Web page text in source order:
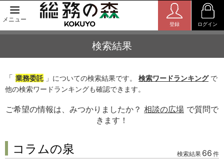
メニュー
登録 ログイン
検索結果
「 業務委託 」についての検索結果です。 検索ワードランキングで
他の検索ワードランキングも確認できます。
ご希望の情報は、みつかりましたか？ 相談の広場 で質問で
きます！
コラムの泉 検索結果 66 件